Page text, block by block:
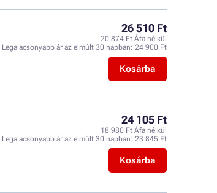
26 510 Ft
20 874 Ft Áfa nélkül
Legalacsonyabb ár az elmúlt 30 napban: 24 900 Ft
Kosárba
24 105 Ft
18 980 Ft Áfa nélkül
Legalacsonyabb ár az elmúlt 30 napban: 23 845 Ft
Kosárba